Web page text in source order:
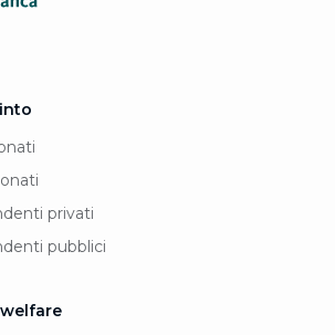
privati
pubblici